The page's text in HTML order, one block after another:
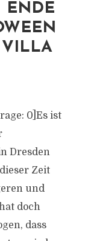
ENDE
VILLA
0]Es ist
Dresden
Zeit
und
doch
dass